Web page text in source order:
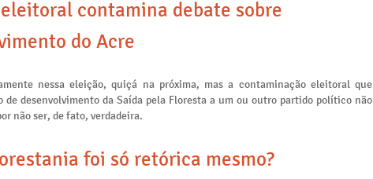
contamina debate sobre
do Acre
nessa eleição, quiçá na próxima, mas a contaminação eleitoral que
de desenvolvimento da Saída pela Floresta a um ou outro partido político não
não ser, de fato, verdadeira.
foi só retórica mesmo?